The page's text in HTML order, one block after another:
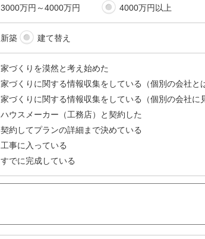
3000万円～4000万円
4000万円以上
新築 建て替え
家づくりを漠然と考え始めた
家づくりに関する情報収集をしている（個別の会社と
家づくりに関する情報収集をしている（個別の会社に
ハウスメーカー（工務店）と契約した
契約してプランの詳細まで決めている
工事に入っている
すでに完成している